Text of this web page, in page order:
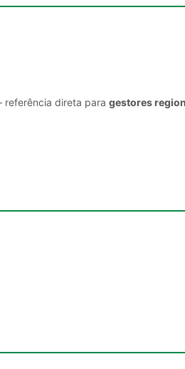
referência direta para gestores